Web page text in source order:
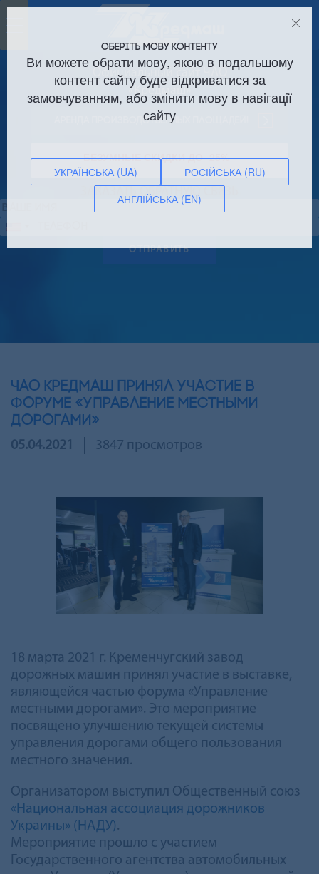
Официальный сайт ЧАО
«Кредмаш»
Аренда производственных площадей!
БЕЗУМНЫЕ СКИДКИ ДО -25%
ЗАКАЗАТЬ ОБРАТНУЮ СВЯЗЬ
ОТПРАВИТЬ
ЧАО Кредмаш принял участие в
форуме «Управление местными
дорогами»
05.04.2021 3847 просмотров
18 марта 2021 г. Кременчугский завод
дорожных машин принял участие в выставке,
являющейся частью форума «Управление
местными дорогами». Это мероприятие
посвящено улучшению текущей системы
управления дорогами общего пользования
местного значения.
Организатором выступил Общественный союз
«Национальная ассоциация дорожников
Украины» (НАДУ).
Мероприятие прошло с участием
Государственного агентства автомобильных
ОБЕРІТЬ МОВУ КОНТЕНТУ
Ви можете обрати мову, якою в подальшому
контент сайту буде відкриватися за
замовчуванням, або змінити мову в навігації
сайту
УКРАЇНСЬКА (UA)
РОСІЙСЬКА (RU)
АНГЛІЙСЬКА (EN)